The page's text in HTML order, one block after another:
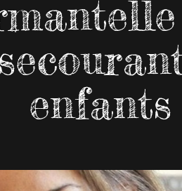
enfants